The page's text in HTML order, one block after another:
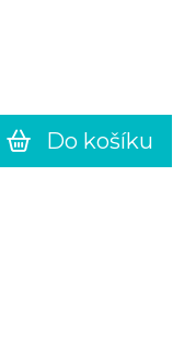
Do košíku